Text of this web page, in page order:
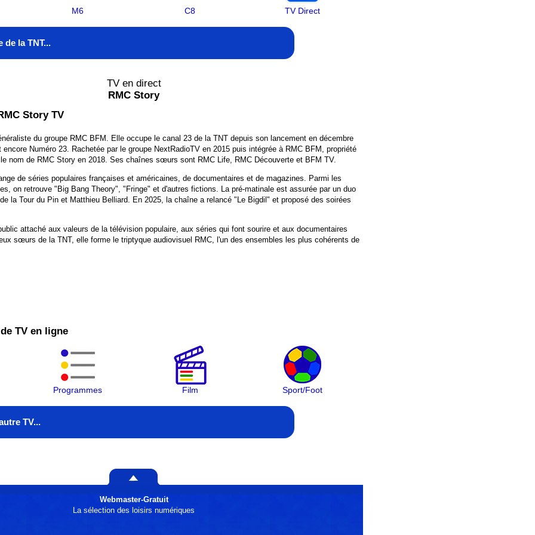
M6 C8 TV Direct
de la TNT...
TV en direct
RMC Story
Story TV
du groupe RMC BFM. Elle occupe le canal 23 de la TNT depuis son lancement en décembre
Numéro 23. Rachetée par le groupe NextRadioTV en 2015 puis intégrée à RMC BFM, propriété
nom de RMC Story en 2018. Ses chaînes sœurs sont RMC Life, RMC Découverte et BFM TV.
de séries populaires françaises et américaines, de documentaires et de magazines. Parmi les
on retrouve "Big Bang Theory", "Fringe" et d'autres fictions. La pré-matinale est assurée par un duo
la Tour du Pin et Matthieu Belliard. En 2025, la chaîne a relancé "Le Bigdil" et proposé des soirées
attaché aux valeurs de la télévision populaire, aux séries qui font sourire et aux documentaires
sœurs de la TNT, elle forme le triptyque audiovisuel RMC, l'un des ensembles les plus cohérents de
TV en ligne
Programmes Film Sport/Foot
TV...
Webmaster-Gratuit
La sélection des loisirs numériques